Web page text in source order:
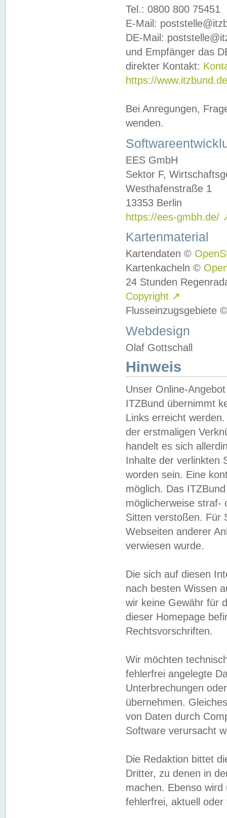
Tel.: 0800 800 75451
E-Mail:
DE-Mail:
und Empfänger das
direkter Kontakt:
https://
Bei Anregungen,
wenden.
EES GmbH
Sektor F,
Westhafenstraße 1
13353 Berlin
https://ees-gmbh.de/
Kartenmaterial
Kartendaten ©
Kartenkacheln ©
24 Stunden
Copyright ↗
Flusseinzugsgebiete
Webdesign
Olaf Gottschall
Hinweis
Unser Online-
ITZBund übernimmt
Links erreicht
der erstmaligen
handelt es sich
Inhalte der verlinkten
worden sein. Eine
möglich. Das
möglicherweise straf-
Sitten verstoßen. Für
Webseiten anderer
verwiesen wurde.
Die sich auf diesen
nach besten Wissen
wir keine Gewähr für
dieser Homepage
Rechtsvorschriften.
Wir möchten
fehlerfrei angelegte
Unterbrechungen
übernehmen.
von Daten durch
Software verursacht
Die Redaktion bittet
Dritter, zu denen in
machen. Ebenso
fehlerfrei, aktuell oder